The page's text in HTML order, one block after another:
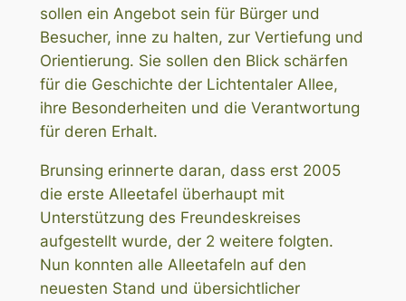
sollen ein Angebot sein für Bürger und
Besucher, inne zu halten, zur Vertiefung und
Orientierung. Sie sollen den Blick schärfen
für die Geschichte der Lichtentaler Allee,
ihre Besonderheiten und die Verantwortung
für deren Erhalt.
Brunsing erinnerte daran, dass erst 2005
die erste Alleetafel überhaupt mit
Unterstützung des Freundeskreises
aufgestellt wurde, der 2 weitere folgten.
Nun konnten alle Alleetafeln auf den
neuesten Stand und übersichtlicher